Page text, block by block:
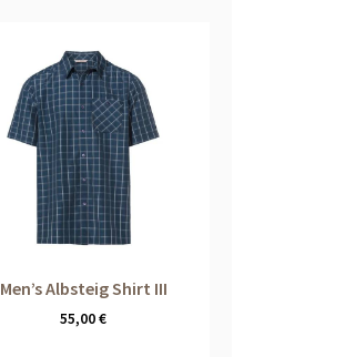
Men’s Albsteig Shirt III
55,00€